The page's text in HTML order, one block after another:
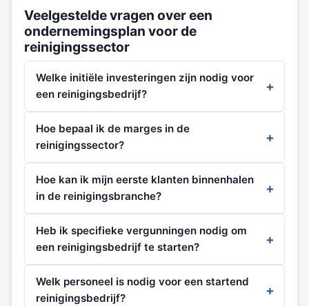
Veelgestelde vragen over een
ondernemingsplan voor de
reinigingssector
Welke initiële investeringen zijn nodig voor
een reinigingsbedrijf?
Hoe bepaal ik de marges in de
reinigingssector?
Hoe kan ik mijn eerste klanten binnenhalen
in de reinigingsbranche?
Heb ik specifieke vergunningen nodig om
een reinigingsbedrijf te starten?
Welk personeel is nodig voor een startend
reinigingsbedrijf?